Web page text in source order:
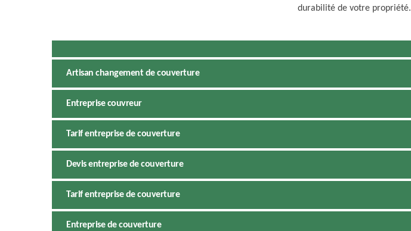
durabilité de votre propriété.
Artisan changement de couverture
Entreprise couvreur
Tarif entreprise de couverture
Devis entreprise de couverture
Tarif entreprise de couverture
Entreprise de couverture